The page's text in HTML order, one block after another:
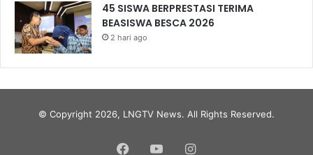
45 SISWA BERPRESTASI TERIMA
BEASISWA BESCA 2026
2 hari ago
© Copyright 2026, LNGTV News. All Rights Reserved.
Facebook
YouTubeInstagram